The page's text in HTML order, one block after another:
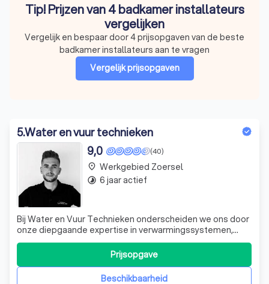
Tip! Prijzen van 4 badkamer installateurs
vergelijken
Vergelijk en bespaar door 4 prijsopgaven van de beste
badkamer installateurs aan te vragen
Vergelijk prijsopgaven
5.Water en vuur technieken
(40)
9,0
Bij Water en Vuur Technieken onderscheiden we ons door
onze diepgaande expertise in verwarmingssystemen,
sanitaire installaties en badkamerrenovaties. Met meer
dan een decennium aan ervaring, garanderen wij een
vlekkeloze uitvoering van zowel totaalprojecten als
onderhoud en reparaties. Onze kernwaa
Beschikbaarheid
Prijsopgave
place Werkgebied Zoersel
timelapse 6 jaar actief